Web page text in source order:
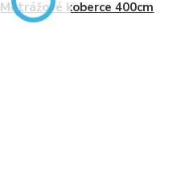
Metrážové koberce 400cm